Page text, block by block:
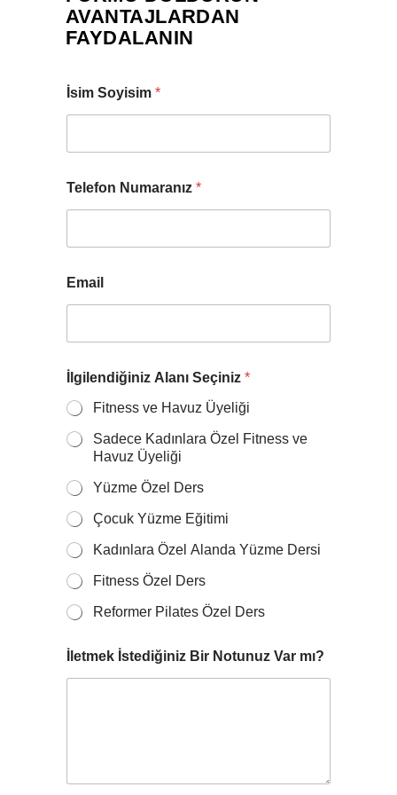
AVANTAJLARDAN
FAYDALANIN
İsim Soyisim *
Telefon Numaranız *
Email
İlgilendiğiniz Alanı Seçiniz *
Fitness ve Havuz Üyeliği
Sadece Kadınlara Özel Fitness ve
Havuz Üyeliği
Yüzme Özel Ders
Çocuk Yüzme Eğitimi
Kadınlara Özel Alanda Yüzme Dersi
Fitness Özel Ders
Reformer Pilates Özel Ders
İletmek İstediğiniz Bir Notunuz Var mı?